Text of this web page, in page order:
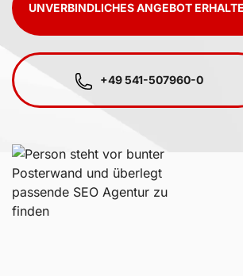
UNVERBINDLICHES ANGEBOT
+49 541-507960-0